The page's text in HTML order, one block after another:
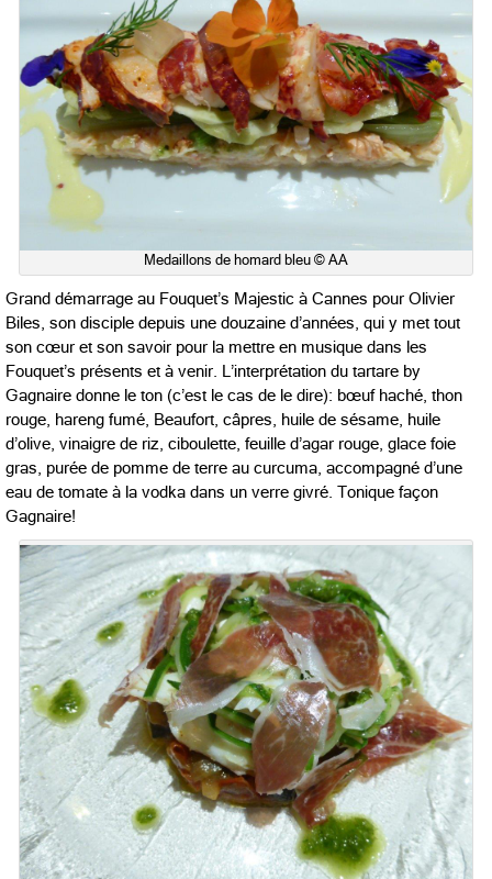
Medaillons de homard bleu © AA
Grand démarrage au Fouquet’s Majestic à Cannes pour Olivier
Biles, son disciple depuis une douzaine d’années, qui y met tout
son cœur et son savoir pour la mettre en musique dans les
Fouquet’s présents et à venir. L’interprétation du tartare by
Gagnaire donne le ton (c’est le cas de le dire): bœuf haché, thon
rouge, hareng fumé, Beaufort, câpres, huile de sésame, huile
d’olive, vinaigre de riz, ciboulette, feuille d’agar rouge, glace foie
gras, purée de pomme de terre au curcuma, accompagné d’une
eau de tomate à la vodka dans un verre givré. Tonique façon
Gagnaire!